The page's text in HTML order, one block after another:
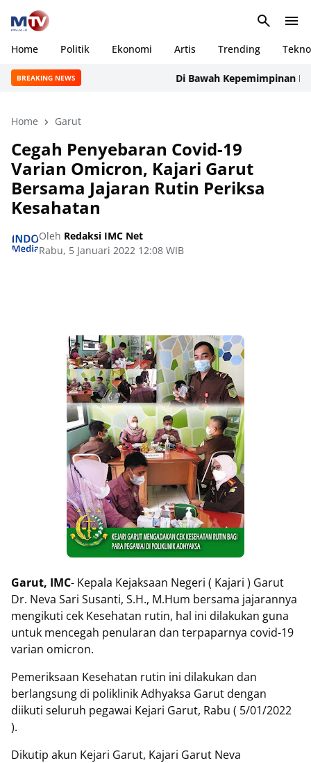
Home Politik Ekonomi Artis Trending Tekno
BREAKING NEWS Di Bawah Kepemimpinan
Home Garut
Cegah Penyebaran Covid-19
Varian Omicron, Kajari Garut
Bersama Jajaran Rutin Periksa
Kesahatan
Oleh Redaksi IMC Net
Rabu, 5 Januari 2022 12:08 WIB
Garut, IMC- Kepala Kejaksaan Negeri ( Kajari ) Garut
Dr. Neva Sari Susanti, S.H., M.Hum bersama jajarannya
mengikuti cek Kesehatan rutin, hal ini dilakukan guna
untuk mencegah penularan dan terpaparnya covid-19
varian omicron.
Pemeriksaan Kesehatan rutin ini dilakukan dan
berlangsung di poliklinik Adhyaksa Garut dengan
diikuti seluruh pegawai Kejari Garut, Rabu ( 5/01/2022
).
Dikutip akun Kejari Garut, Kajari Garut Neva